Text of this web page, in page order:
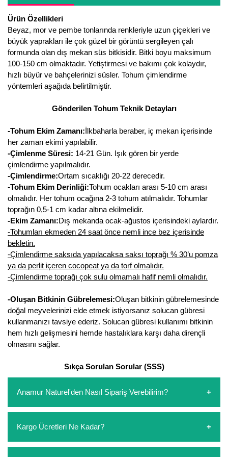
Ürün Özellikleri
Beyaz, mor ve pembe tonlarında renkleriyle uzun çiçekleri ve
büyük yaprakları ile çok güzel bir görüntü sergileyen çalı
formunda olan dış mekan süs bitkisidir. Bitki boyu maksimum
100-150 cm olmaktadır. Yetiştirmesi ve bakımı çok kolaydır,
hızlı büyür ve bahçelerinizi süsler. Tohum çimlendirme
yöntemleri aşağıda belirtilmiştir.
Gönderilen Tohum Teknik Detayları
-Tohum Ekim Zamanı:İlkbaharla beraber, iç mekan içerisinde
her zaman ekimi yapılabilir.
-Çimlenme Süresi: 14-21 Gün. Işık gören bir yerde
çimlendirme yapılmalıdır.
-Çimlendirme:Ortam sıcaklığı 20-22 derecedir.
-Tohum Ekim Derinliği:Tohum ocakları arası 5-10 cm arası
olmalıdır. Her tohum ocağına 2-3 tohum atılmalıdır. Tohumlar
toprağın 0,5-1 cm kadar altına ekilmelidir.
-Ekim Zamanı:Dış mekanda ocak-ağustos içerisindeki aylardır.
-Tohumları ekmeden 24 saat önce nemli ince bez içerisinde
bekletin.
-Çimlendirme saksıda yapılacaksa saksı toprağı % 30’u pomza
ya da perlit içeren cocopeat ya da torf olmalıdır.
-Çimlendirme toprağı çok sulu olmamalı hafif nemli olmalıdır.
-Oluşan Bitkinin Gübrelemesi:Oluşan bitkinin gübrelemesinde
doğal meyvelerinizi elde etmek istiyorsanız solucan gübresi
kullanmanızı tavsiye ederiz. Solucan gübresi kullanımı bitkinin
hem hızlı gelişmesini hemde hastalıklara karşı daha dirençli
olmasını sağlar.
Sıkça Sorulan Sorular (SSS)
Anamur Naturel'den Nasıl Sipariş Verebilirim?
oluşturarak,iletişim numaralarımızdan bizi arayarak veya
whatsapp hattımızdan bizlere isteklerinizi yazarak sipariş
Kargo Ücretleri Ne Kadar?
Goji Berry Fidanı
Hünnap Fidanı
İncir Fidanı
Kapari Gebre Otu Fidanı
Kayısı Fidanı
Keçiboynuzu Fidanı
Kestane Fidanı
Kiraz Fidanı
Kivi Fidanı
Kızılcık Fidanı
Kocayemiş Fidanı
Kuşburnu Fidanı
Longan Fidanı
Malta Eriği Fidanı
Murt Fidanı
Muz Fidanı